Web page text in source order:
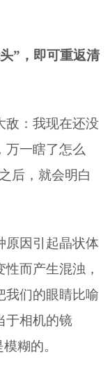
”，即可重返清
：我现在还没
万一瞎了怎么
后，就会明白
因引起晶状体
而产生混浊，
我们的眼睛比喻
于相机的镜
糊的。